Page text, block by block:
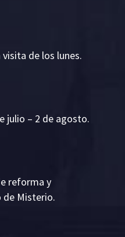
de los lunes.
julio – 2 de agosto.
reforma y
de Misterio.